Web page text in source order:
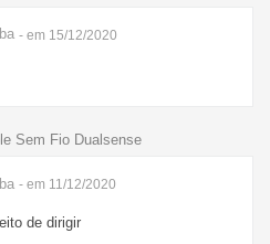
- em 15/12/2020
Sem Fio Dualsense
- em 11/12/2020
de dirigir